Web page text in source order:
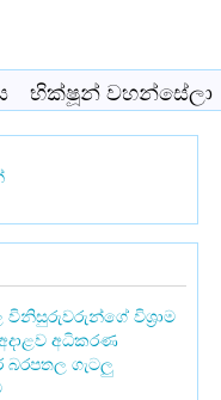
භික්ෂූන් වහන්සේලා
විශ්‍රාම
අධිකරණ
ගැටලු